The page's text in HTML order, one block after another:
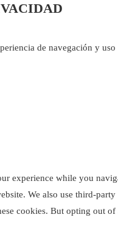
de navegación y uso
experience while you
We also use third-
cookies. But opting out